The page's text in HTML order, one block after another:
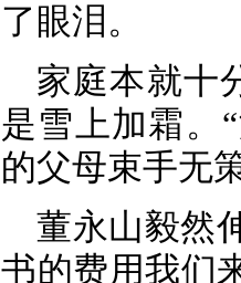
了眼泪。
家庭本就十
是雪上加霜。
的父母束手无
董永山毅然
书的费用我们